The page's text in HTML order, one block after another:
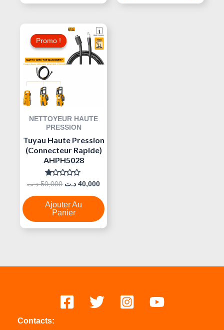
Promo !
Promo !
NETTOYEUR HAUTE
PRESSION
Tuyau Haute Pression
(Connecteur Rapide)
AHPH5028
Note
Sur
5
50,000 د.ت
Le
Prix
Initial
Était :
50,000 د.ت.
40,000 د.ت
Le
Prix
Actuel
Ajouter Au
Panier
Contacts: